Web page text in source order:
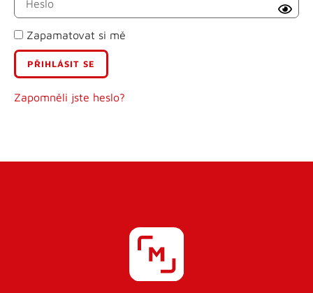
Zapamatovat si mě
Zapomněli jste heslo?
E-mail
Uživatelské jméno